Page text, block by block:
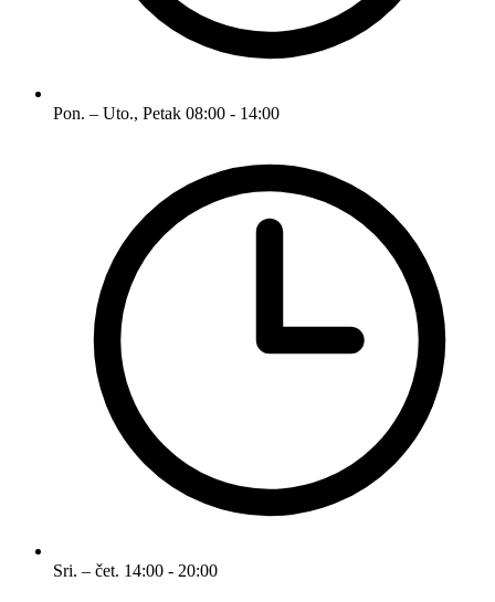
Pon. – Uto., Petak 08:00 - 14:00
Sri. – čet. 14:00 - 20:00